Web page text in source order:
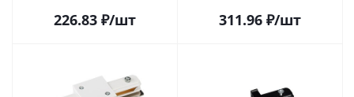
226.83 ₽/шт 311.96 ₽/шт